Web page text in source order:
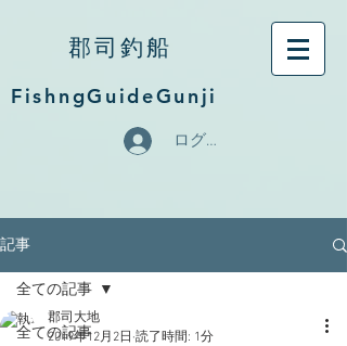
郡司釣船
FishngGuideGunji
ログイン
記事
全ての記事
全ての記事
郡司大地
2019年12月2日 読了時間: 1分